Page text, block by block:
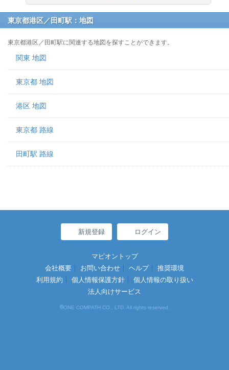
東京都港区／田町駅：地図
東京都港区／田町駅に関連する地図を探すことができます。
関東 地図
東京都 地図
港区 地図
東京都 路線
田町駅 路線
新規登録 ログイン
マピオントップ
会社概要
お問い合わせ ヘルプ
推奨環境
利用規約
個人情報保護方針
個人情報の取り扱い
法人向けサービス
©ONE COMPATH CO., LTD. All rights reserved.